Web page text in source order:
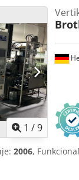
1 /9
2006,